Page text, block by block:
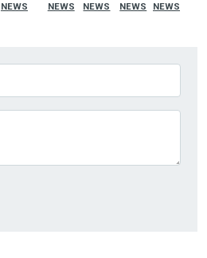
NEWS
NEWS
NEWS
NEWS
NEWS